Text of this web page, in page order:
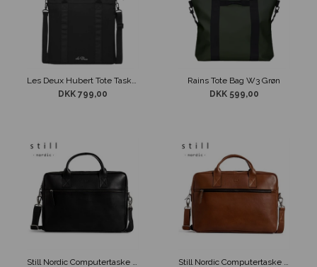
Les Deux Hubert Tote Taske Sort
DKK 799,00
Rains Tote Bag W3 Grøn
DKK 599,00